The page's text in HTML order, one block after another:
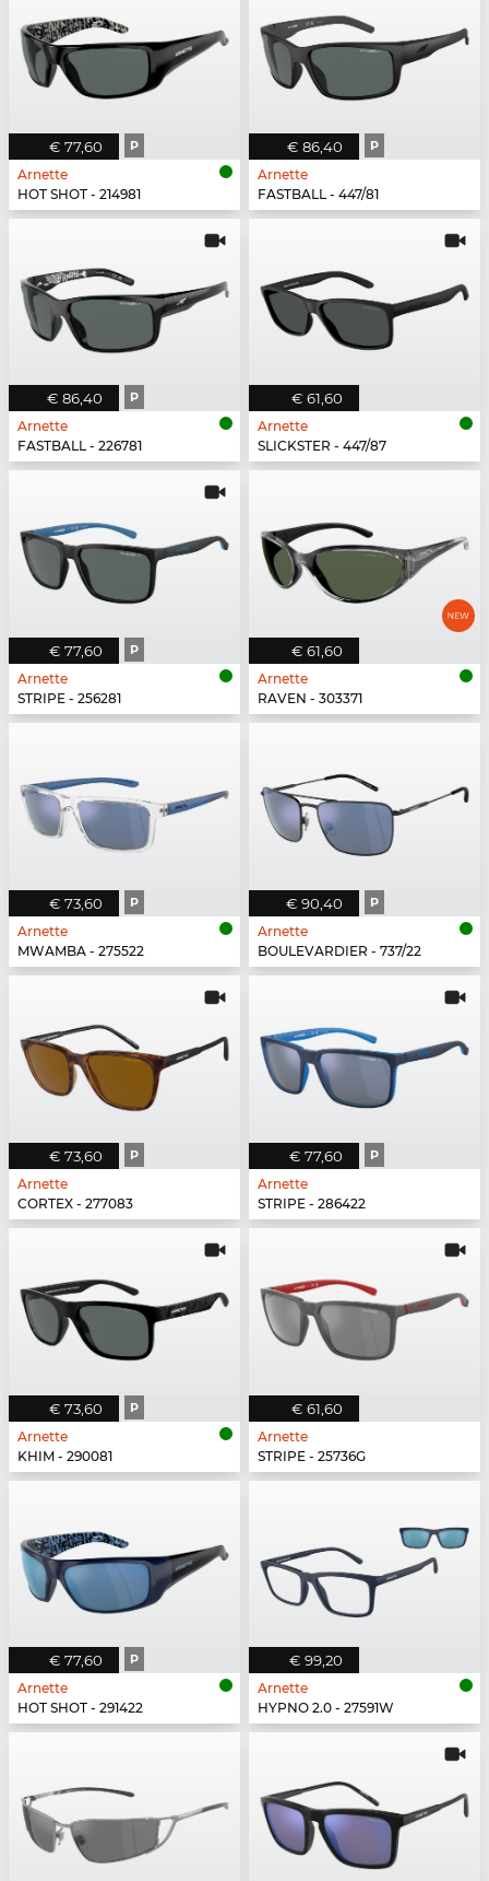
€ 77,60 P
Arnette
HOT SHOT - 214981
€ 86,40 P
Arnette
FASTBALL - 447/81
€ 86,40 P
Arnette
FASTBALL - 226781
€ 61,60
Arnette
SLICKSTER - 447/87
€ 77,60 P
Arnette
STRIPE - 256281
€ 61,60
Arnette
RAVEN - 303371
€ 73,60 P
Arnette
MWAMBA - 275522
€ 90,40 P
Arnette
BOULEVARDIER - 737/22
€ 73,60 P
Arnette
CORTEX - 277083
€ 77,60 P
Arnette
STRIPE - 286422
€ 73,60 P
Arnette
KHIM - 290081
€ 61,60
Arnette
STRIPE - 25736G
€ 77,60 P
Arnette
HOT SHOT - 291422
€ 99,20
Arnette
HYPNO 2.0 - 27591W